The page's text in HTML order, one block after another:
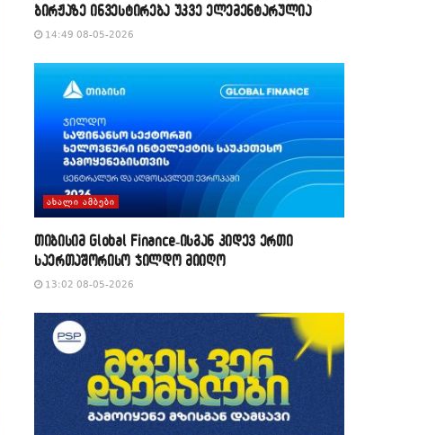
ბირჟაზე ინვესტირება უკვე ელემენტარულია
14:49 08-05-2026
ᲐᲮᲐᲚᲘ ᲐᲛᲑᲔᲑᲘ
თიბისიმ Global Finance-ისგან კიდევ ერთი
საერთაშორისო ჯილდო მიიღო
13:02 08-05-2026